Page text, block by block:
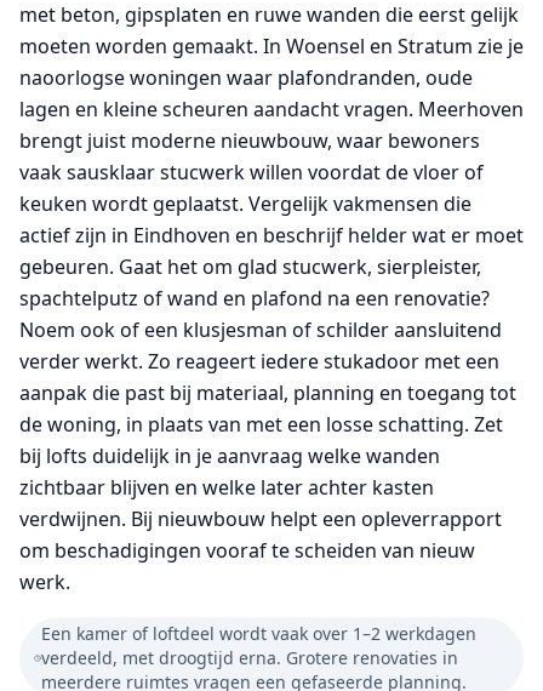
met beton, gipsplaten en ruwe wanden die eerst gelijk
moeten worden gemaakt. In Woensel en Stratum zie je
naoorlogse woningen waar plafondranden, oude
lagen en kleine scheuren aandacht vragen. Meerhoven
brengt juist moderne nieuwbouw, waar bewoners
vaak sausklaar stucwerk willen voordat de vloer of
keuken wordt geplaatst. Vergelijk vakmensen die
actief zijn in Eindhoven en beschrijf helder wat er moet
gebeuren. Gaat het om glad stucwerk, sierpleister,
spachtelputz of wand en plafond na een renovatie?
Noem ook of een klusjesman of schilder aansluitend
verder werkt. Zo reageert iedere stukadoor met een
aanpak die past bij materiaal, planning en toegang tot
de woning, in plaats van met een losse schatting. Zet
bij lofts duidelijk in je aanvraag welke wanden
zichtbaar blijven en welke later achter kasten
verdwijnen. Bij nieuwbouw helpt een opleverrapport
om beschadigingen vooraf te scheiden van nieuw
werk.
Een kamer of loftdeel wordt vaak over 1–2 werkdagen
verdeeld, met droogtijd erna. Grotere renovaties in
meerdere ruimtes vragen een gefaseerde planning.